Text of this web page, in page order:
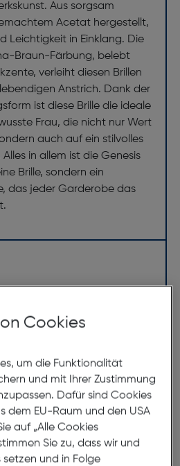
Aus sorgsam
Acetat hergestellt,
Leichtigkeit in Einklang. Die
Braun-Färbung, belebt
verleiht diesen Brillen
Anstrich. Dank der
ist diese Brille die ideale
Frau, die nicht nur Wert
auch auf ein stilvolles
in allem ist die Genesis
Brille, sondern ein
das jeder Garderobe das
141mm
Cookies
um die Funktionalität
und mit Ihrer Zustimmung
Dafür sind Cookies
dem EU-Raum und den USA
auf „Alle Cookies
Sie zu, dass wir und
und in Folge